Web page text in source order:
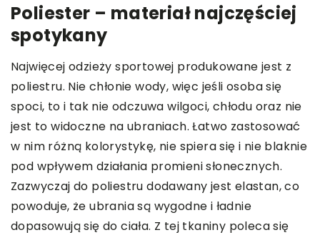
Poliester – materiał najczęściej
spotykany
Najwięcej odzieży sportowej produkowane jest z
poliestru. Nie chłonie wody, więc jeśli osoba się
spoci, to i tak nie odczuwa wilgoci, chłodu oraz nie
jest to widoczne na ubraniach. Łatwo zastosować
w nim różną kolorystykę, nie spiera się i nie blaknie
pod wpływem działania promieni słonecznych.
Zazwyczaj do poliestru dodawany jest elastan, co
powoduje, że ubrania są wygodne i ładnie
dopasowują się do ciała. Z tej tkaniny poleca się